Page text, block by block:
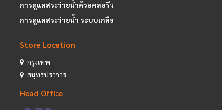
การดูแลสระว่ายน้ำด้วยคลอรีน
การดูแลสระว่ายน้ำ ระบบเกลือ
Store Location
กรุงเทพ
สมุทรปราการ
Head Office